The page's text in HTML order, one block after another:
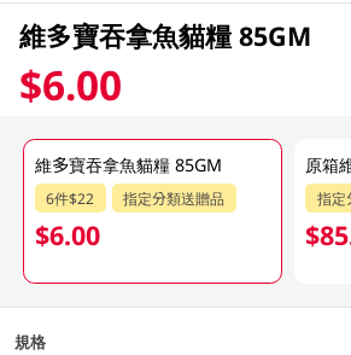
維多寶吞拿魚貓糧 85GM
$6.00
維多寶吞拿魚貓糧 85GM
6件$22 指定分類送贈品
$6.00
指定
規格